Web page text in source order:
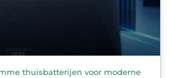
thuisbatterijen voor moderne